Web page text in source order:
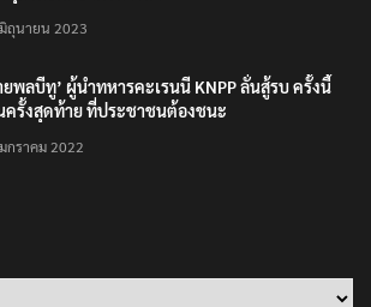
ถุนายน 2023
ยพลบีทู’ ผู้นำทหารคะเรนนี KNPP ลั่นสู้รบ ครั้งนี้
ครั้งสุดท้าย ที่ประชาชนต้องชนะ
กราคม 2022